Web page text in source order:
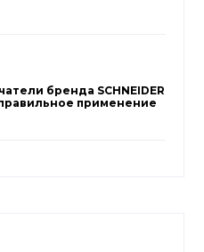
бренда SCHNEIDER
правильное применение